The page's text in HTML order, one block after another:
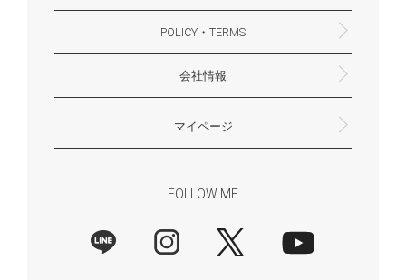
よくあるご質問・お問合せ
お支払いについて
配送・送料について
ギフトサービスについて
一緒に働く？(HAYNI採用情報サイトへ)
for Foreigners (overseas delivery)
POLICY・TERMS
返品・交換について
プライバシーポリシー
特定商取引法に基づく表示
外部送信ポリシー
会社情報
大阪府大阪市淀川区十八条3-9-35
電話番号：06-6868-9671
※お電話でのお問合せ受付は行っておりません
メール：support@hayni.jp
お問い合わせはこちらからお願いいたします
営業時間：10：00～15：00（金曜日は14：00ま
定休日： 土・日・祝祭日
※土日祝祭日はお休みをいただきます。
メールの返信は翌営業日となりますので、ご了承
マイページ
FOLLOW ME